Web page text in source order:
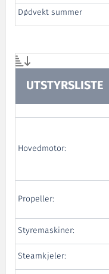
Dødvekt summer
UTSTYRSLISTE
Hovedmotor:
Propeller:
Styremaskiner:
Steamkjeler: